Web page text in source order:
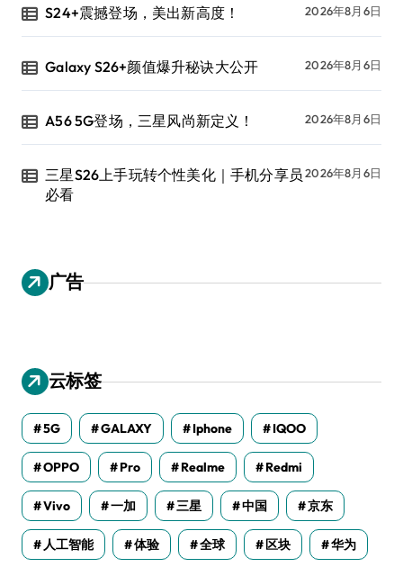
S24+震撼登场，美出新高度！ 2026年8月6日
Galaxy S26+颜值爆升秘诀大公开 2026年8月6日
A56 5G登场，三星风尚新定义！ 2026年8月6日
三星S26上手玩转个性美化｜手机分享员
必看
2026年8月6日
广告
云标签
5G GALAXY Iphone IQOO
OPPO Pro Realme Redmi
Vivo 一加 三星 中国 京东
人工智能 体验 全球 区块 华为